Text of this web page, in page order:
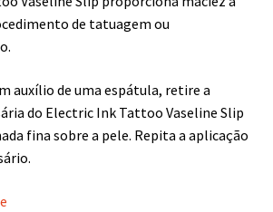
de tatuagem ou
auxílio de uma espátula, retire a
do Electric Ink Tattoo Vaseline Slip
fina sobre a pele. Repita a aplicação